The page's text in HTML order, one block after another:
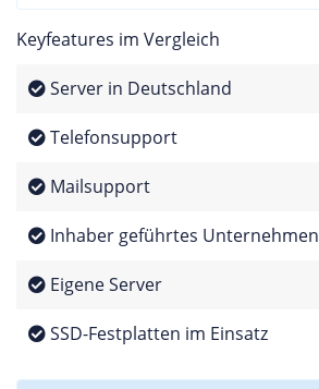
Keyfeatures im Vergleich
Server in Deutschland
Telefonsupport
Mailsupport
Inhaber geführtes Unternehmen
Eigene Server
SSD-Festplatten im Einsatz